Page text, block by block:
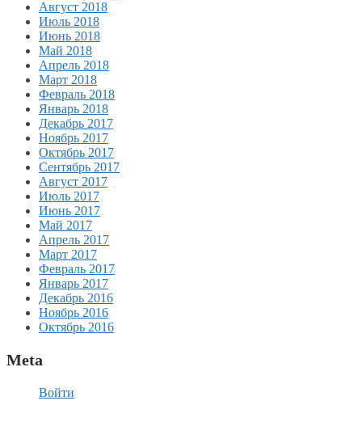
Август 2018
Июль 2018
Июнь 2018
Май 2018
Апрель 2018
Март 2018
Февраль 2018
Январь 2018
Декабрь 2017
Ноябрь 2017
Октябрь 2017
Сентябрь 2017
Август 2017
Июль 2017
Июнь 2017
Май 2017
Апрель 2017
Март 2017
Февраль 2017
Январь 2017
Декабрь 2016
Ноябрь 2016
Октябрь 2016
Meta
Войти